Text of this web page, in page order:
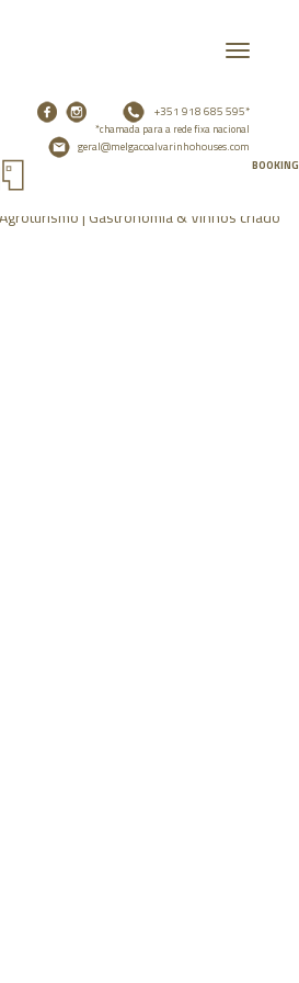
Toggle
+351 918 685 595*
*chamada para a rede fixa nacional
geral@melgacoalvarinhohouses.com
BOOKING
| Gastronomia & Vinhos criado